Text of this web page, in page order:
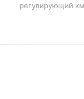
регулирующий